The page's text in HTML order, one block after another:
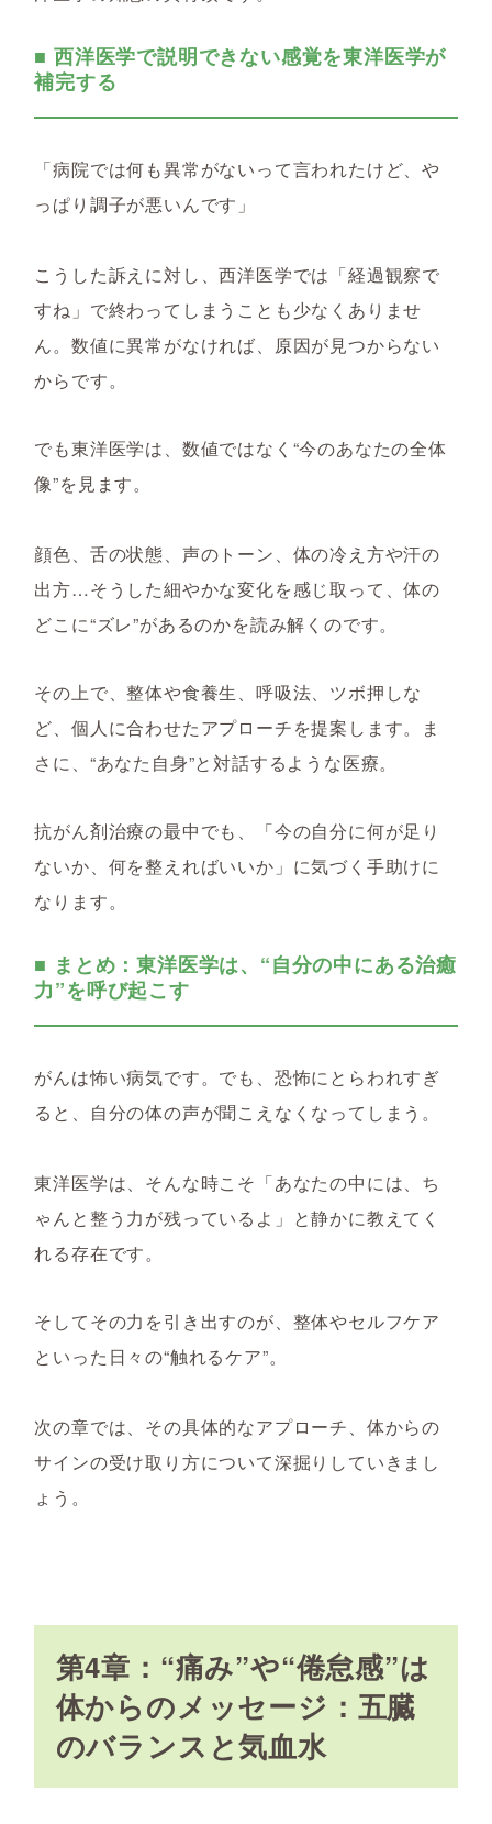
■ 西洋医学で説明できない感覚を東洋医学が
補完する
「病院では何も異常がないって言われたけど、や
っぱり調子が悪いんです」
こうした訴えに対し、西洋医学では「経過観察で
すね」で終わってしまうことも少なくありませ
ん。数値に異常がなければ、原因が見つからない
からです。
でも東洋医学は、数値ではなく“今のあなたの全体
像”を見ます。
顔色、舌の状態、声のトーン、体の冷え方や汗の
出方…そうした細やかな変化を感じ取って、体の
どこに“ズレ”があるのかを読み解くのです。
その上で、整体や食養生、呼吸法、ツボ押しな
ど、個人に合わせたアプローチを提案します。ま
さに、“あなた自身”と対話するような医療。
抗がん剤治療の最中でも、「今の自分に何が足り
ないか、何を整えればいいか」に気づく手助けに
なります。
■ まとめ：東洋医学は、“自分の中にある治癒
力”を呼び起こす
がんは怖い病気です。でも、恐怖にとらわれすぎ
ると、自分の体の声が聞こえなくなってしまう。
東洋医学は、そんな時こそ「あなたの中には、ち
ゃんと整う力が残っているよ」と静かに教えてく
れる存在です。
そしてその力を引き出すのが、整体やセルフケア
といった日々の“触れるケア”。
次の章では、その具体的なアプローチ、体からの
サインの受け取り方について深掘りしていきまし
ょう。
第4章：“痛み”や“倦怠感”は
体からのメッセージ：五臓
のバランスと気血水